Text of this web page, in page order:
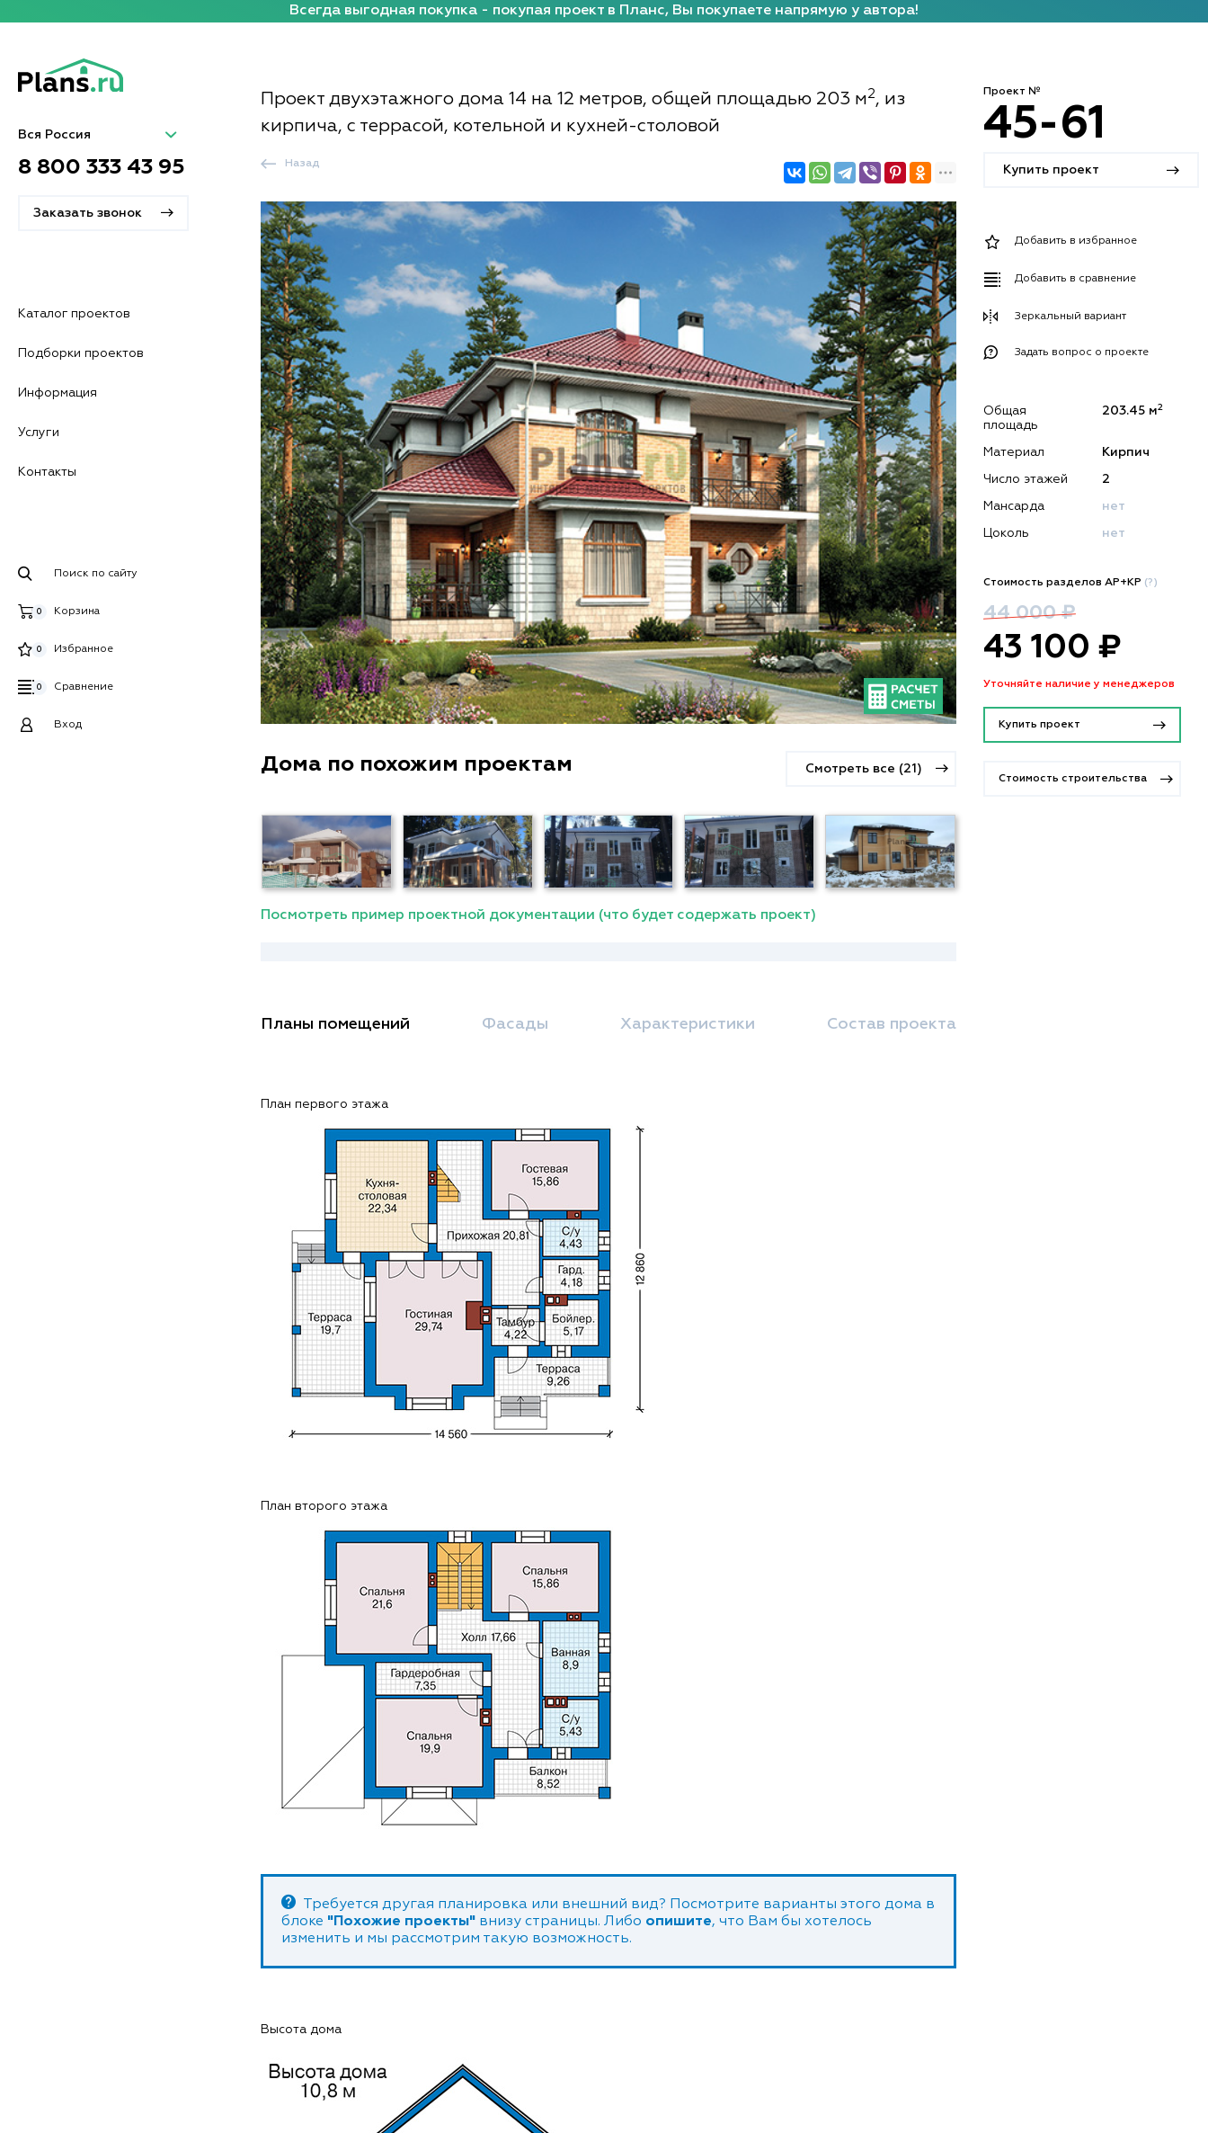
Всегда выгодная покупка - покупая проект в Планс, Вы покупаете напрямую у автора!
Вся Россия
8 800 333 43 95
Заказать звонок
Каталог проектов
Подборки проектов
Информация
Услуги
Контакты
Поиск по сайту
Корзина
0
Избранное
0
Сравнение
0
Вход
Проект двухэтажного дома 14 на 12 метров, общей площадью 203 м2, из
кирпича, с террасой, котельной и кухней-столовой
Назад
Дома по похожим проектам Смотреть все (21)
Посмотреть пример проектной документации (что будет содержать проект)
Планы помещений Фасады Характеристики Состав проекта
План первого этажа
План второго этажа
Требуется другая планировка или внешний вид? Посмотрите варианты этого дома в
блоке "Похожие проекты" внизу страницы. Либо опишите, что Вам бы хотелось
изменить и мы рассмотрим такую возможность.
Высота дома
Проект №
45-61
Купить проект
Добавить в избранное
Добавить в сравнение
Зеркальный вариант
Задать вопрос о проекте
Общая
площадь
203.45 м2
Материал Кирпич
Число этажей 2
Мансарда нет
Цоколь нет
Стоимость разделов АР+КР (?)
44 000 ₽
43 100 ₽
Уточняйте наличие у менеджеров
Купить проект
Стоимость строительства